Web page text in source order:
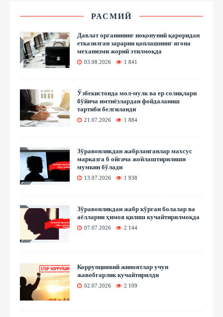
РАСМИЙ
Давлат органининг ноқонуний қароридан
етказилган зарарни қоплашнинг ягона
механизми жорий этилмоқда
03.08.2026 1 841
Ўзбекистонда мол-мулк ва ер солиқлари
бўйича имтиёзлардан фойдаланиш
тартиби белгиланди
21.07.2026 1 884
Зўравонликдан жабрланганлар махсус
марказга 6 ойгача жойлаштирилиши
мумкин бўлади
13.07.2026 1 938
Зўравонликдан жабр кўрган болалар ва
аёлларни ҳимоя қилиш кучайтирилмоқда
07.07.2026 2 144
Коррупциявий жиноятлар учун
жавобгарлик кучайтирилди
02.07.2026 2 109